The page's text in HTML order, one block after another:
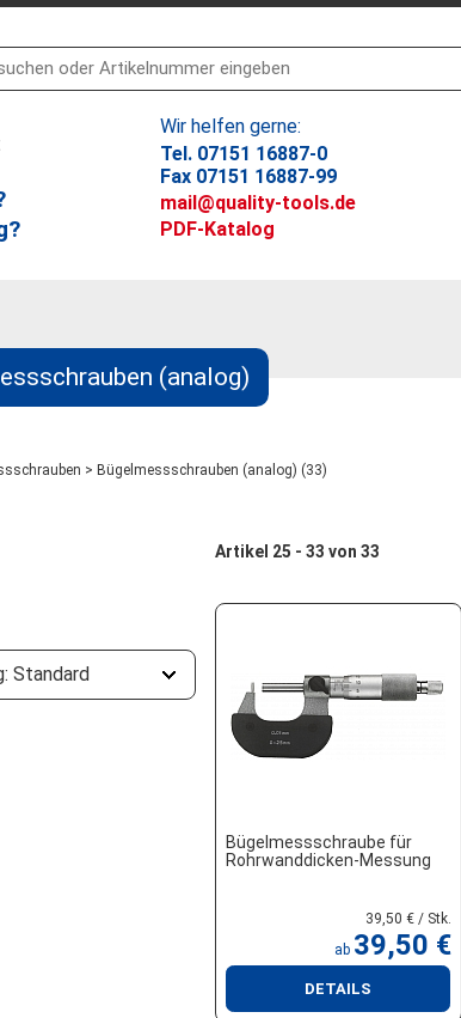
(analog)
> Bügelmessschrauben (analog) (33)
Standard
Artikel 25 - 33 von 33
Bügelmessschraube für
Rohrwanddicken-Messung
39,50 € / Stk.
ab 39,50 €
DETAILS
Wir helfen gerne:
Tel. 07151 16887-0
Fax 07151 16887-99
mail@quality-tools.de
PDF-Katalog